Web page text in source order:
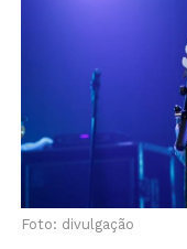
Foto: divulgação